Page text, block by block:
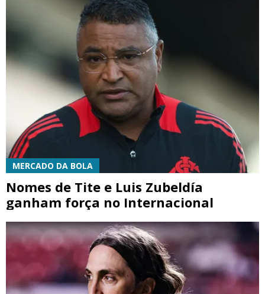
MERCADO DA BOLA
Nomes de Tite e Luis Zubeldía
ganham força no Internacional